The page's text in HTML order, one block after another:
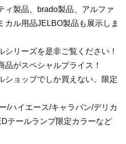
ィ製品、brado製品、アルファ
カル用品JELBO製品も展示しま
シリーズを是非ご覧ください！
がスペシャルプライス！
ショップでしか買えない、限定
/ハイエース/キャラバン/デリカ
テールランプ限定カラーなど